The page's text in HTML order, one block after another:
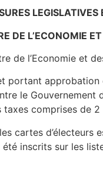
LEGISLATIVES
DE L’ECONOMIE
de l’Economie et
portant approbation
le Gouvernement
comprises de
cartes d’électeurs
inscrits sur les